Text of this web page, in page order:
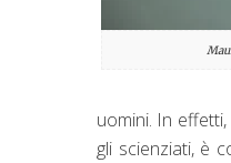
uomini. In
gli scienziati, è